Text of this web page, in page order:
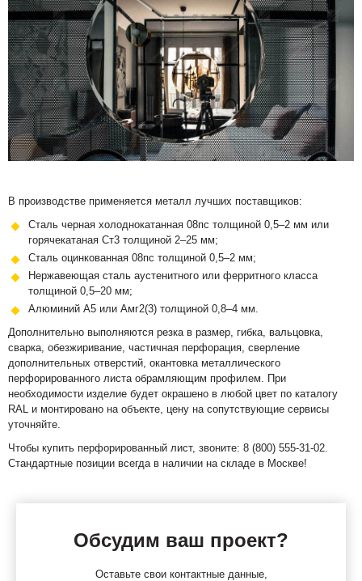
В производстве применяется металл лучших поставщиков:
Сталь черная холоднокатанная 08пс толщиной 0,5–2 мм или
горячекатаная Ст3 толщиной 2–25 мм;
Сталь оцинкованная 08пс толщиной 0,5–2 мм;
Нержавеющая сталь аустенитного или ферритного класса
толщиной 0,5–20 мм;
Алюминий А5 или Амг2(3) толщиной 0,8–4 мм.
Дополнительно выполняются резка в размер, гибка, вальцовка,
сварка, обезжиривание, частичная перфорация, сверление
дополнительных отверстий, окантовка металлического
перфорированного листа обрамляющим профилем. При
необходимости изделие будет окрашено в любой цвет по каталогу
RAL и монтировано на объекте, цену на сопутствующие сервисы
уточняйте.
Чтобы купить перфорированный лист, звоните: 8 (800) 555-31-02.
Стандартные позиции всегда в наличии на складе в Москве!
Обсудим ваш проект?
Оставьте свои контактные данные,